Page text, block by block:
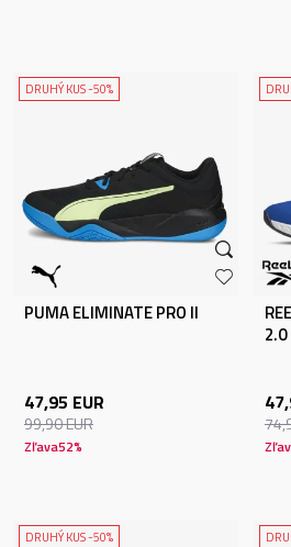
DRUHÝ KUS -50%
PUMA ELIMINATE PRO II
47,95 EUR
99,90EUR
Zľava52%
2.0
DRUHÝ KUS -50%